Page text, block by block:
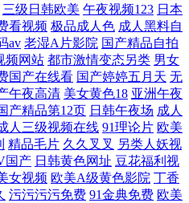
月婷婷777
三级日韩欧美 午夜视频123 日本
看视频 极品成人色 成人黑料自
av 老湿A片影院 国产精品自拍
频网站 都市激情变态另类 男女
国产在线看 国产婷婷五月天 无
午夜高清 美女黄色18 亚洲午夜
产精品第12页 日韩午夜场 成人
人三级视频在线 91理论片 欧美
精品毛片 久久叉叉 另类人妖视
国产 日韩黄色网址 豆花福利视
女视频 欧美A级黄色影院 丁香
污污污污免费 91金典免费 欧美